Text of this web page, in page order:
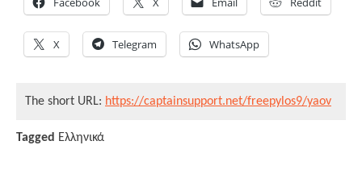
X Telegram WhatsApp
The short URL: https://captainsupport.net/freepylos9/yaov
Tagged Ελληνικά